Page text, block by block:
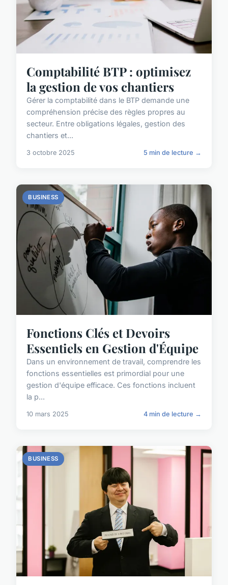
Comptabilité BTP : optimisez
la gestion de vos chantiers
Gérer la comptabilité dans le BTP demande une
compréhension précise des règles propres au
secteur. Entre obligations légales, gestion des
chantiers et...
3 octobre 2025 5 min de lecture →
BUSINESS
Fonctions Clés et Devoirs
Essentiels en Gestion d'Équipe
Dans un environnement de travail, comprendre les
fonctions essentielles est primordial pour une
gestion d'équipe efficace. Ces fonctions incluent
la p...
10 mars 2025 4 min de lecture →
BUSINESS